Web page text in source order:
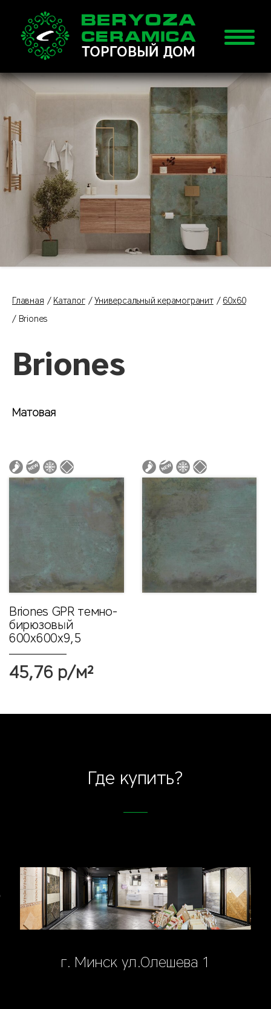
Главная Каталог Универсальный керамогранит
60x60
Briones
Briones
Матовая
Briones GPR темно-
бирюзовый
600x600x9,5
45,76 р/м²
Где купить?
г. Минск ул.Олешева 1